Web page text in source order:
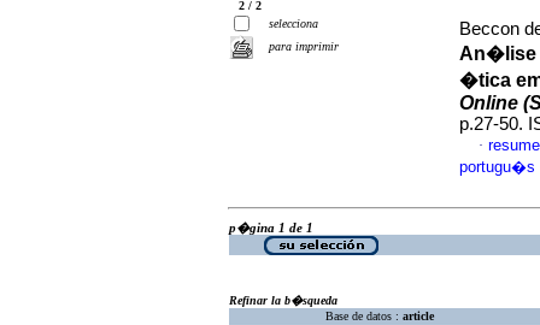
2 / 2
selecciona
para imprimir
Beccon
An�lise
�tica
Online
p.27-50.
·
portugu�s
p�gina 1 de 1
Refinar la b�squeda
Base de datos : article